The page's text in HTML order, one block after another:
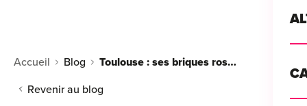
?
Accueil Blog
Toulouse : ses briques roses, ses chocolatines… et son écosystème IA
Revenir au blog